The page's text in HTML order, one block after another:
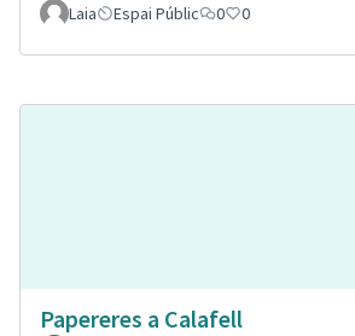
Laia Espai Públic 0 0
Papereres a Calafell